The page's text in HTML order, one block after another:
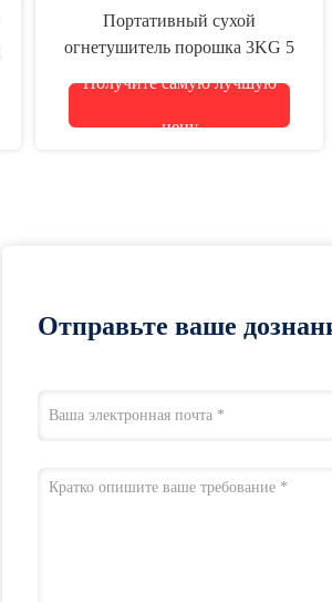
Портативный сухой
огнетушитель порошка 3KG 5
Получите самую лучшую
цену
Отправьте ваше